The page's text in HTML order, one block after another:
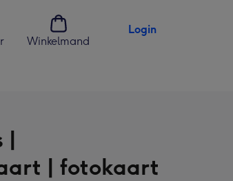
Winkelmand
Login
|
| fotokaart